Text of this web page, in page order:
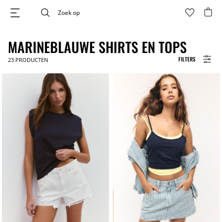
FILTERS
MARINEBLAUWE SHIRTS EN TOPS
23 PRODUCTEN